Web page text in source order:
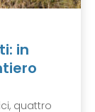
in
quattro